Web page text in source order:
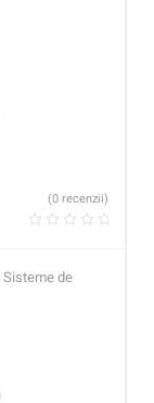
(0 recenzii)
Sisteme de